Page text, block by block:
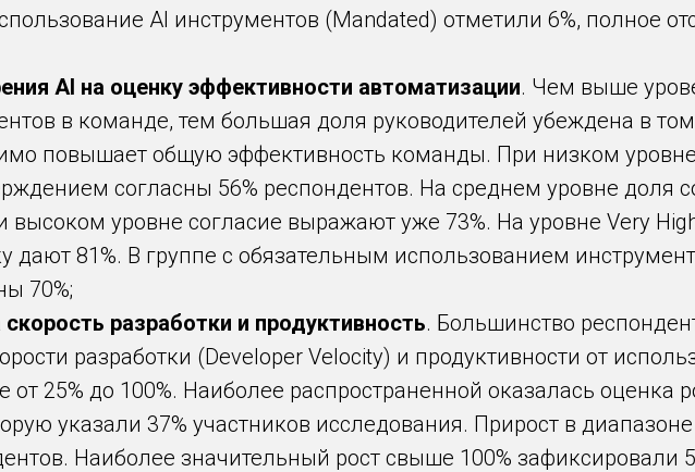
AI инструментов (Mandated) отметили 6%, полное
AI на оценку эффективности автоматизации. Чем выше
в команде, тем большая доля руководителей убеждена в
повышает общую эффективность команды. При низком
согласны 56% респондентов. На среднем уровне доля
высоком уровне согласие выражают уже 73%. На уровне Very
дают 81%. В группе с обязательным использованием
70%;
разработки и продуктивность. Большинство
разработки (Developer Velocity) и продуктивности от
от 25% до 100%. Наиболее распространенной оказалась оценка
указали 37% участников исследования. Прирост в
Наиболее значительный рост свыше 100% зафиксировали